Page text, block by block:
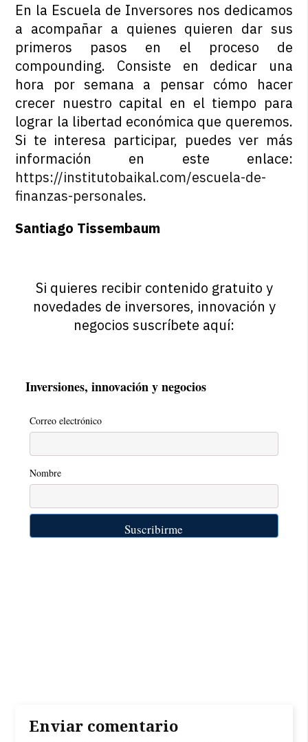
En la Escuela de Inversores nos dedicamos
a acompañar a quienes quieren dar sus
primeros pasos en el proceso de
compounding. Consiste en dedicar una
hora por semana a pensar cómo hacer
crecer nuestro capital en el tiempo para
lograr la libertad económica que queremos.
Si te interesa participar, puedes ver más
información en este enlace:
https://institutobaikal.com/escuela-de-
finanzas-personales.
Santiago Tissembaum
Si quieres recibir contenido gratuito y
novedades de inversores, innovación y
negocios suscríbete aquí:
Inversiones, innovación y negocios
Correo electrónico
Nombre
Enviar comentario